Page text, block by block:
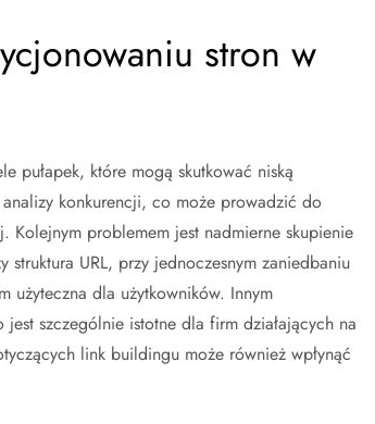
stron w
pułapek, które mogą skutkować niską
analizy konkurencji, co może prowadzić do
Kolejnym problemem jest nadmierne skupienie
URL, przy jednoczesnym zaniedbaniu
użyteczna dla użytkowników. Innym
szczególnie istotne dla firm działających na
link buildingu może również wpłynąć